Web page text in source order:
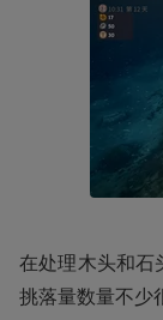
在处理木头和石
挑落量数量不少